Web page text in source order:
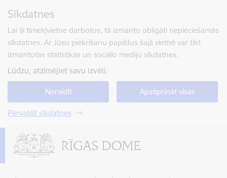
Sīkdatnes
Lai šī tīmekļvietne darbotos, tā izmanto obligāti nepieciešamās
sīkdatnes. Ar Jūsu piekrišanu papildus šajā vietnē var tikt
izmantotas statistikas un sociālo mediju sīkdatnes.
Lūdzu, atzīmējiet savu izvēli:
Noraidīt Apstiprināt visas
Pārvaldīt sīkdatnes